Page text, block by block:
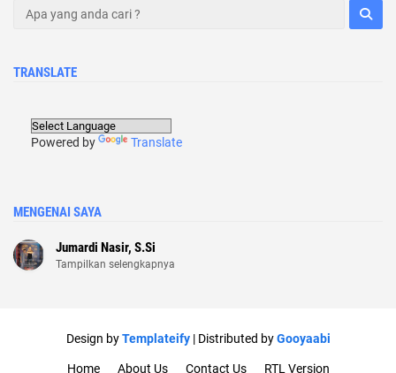
TRANSLATE
Powered by Translate
MENGENAI SAYA
Jumardi Nasir, S.Si
Tampilkan selengkapnya
Design byTemplateify| Distributed byGooyaabi
Home About Us Contact Us RTL Version